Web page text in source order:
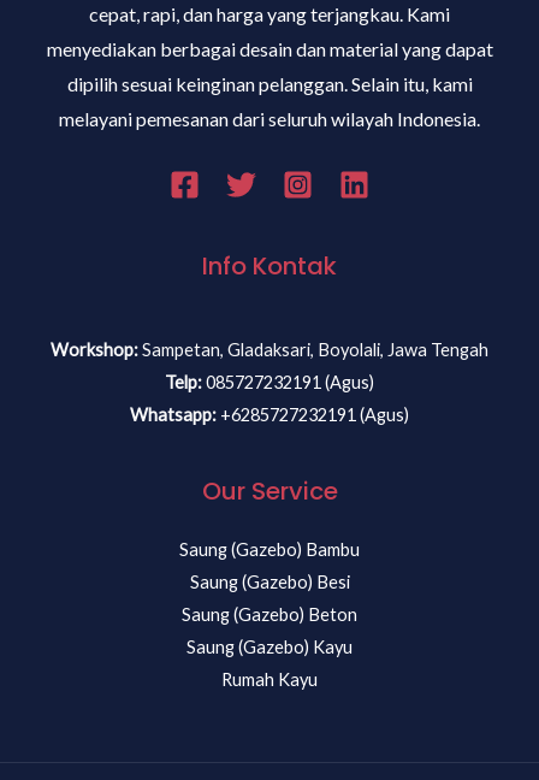
cepat, rapi, dan harga yang terjangkau. Kami
menyediakan berbagai desain dan material yang dapat
dipilih sesuai keinginan pelanggan. Selain itu, kami
melayani pemesanan dari seluruh wilayah Indonesia.
Info Kontak
Workshop:Sampetan, Gladaksari, Boyolali, Jawa Tengah
Telp:085727232191 (Agus)
Whatsapp: +6285727232191 (Agus)
Our Service
Saung (Gazebo) Bambu
Saung (Gazebo) Besi
Saung (Gazebo) Beton
Saung (Gazebo) Kayu
Rumah Kayu